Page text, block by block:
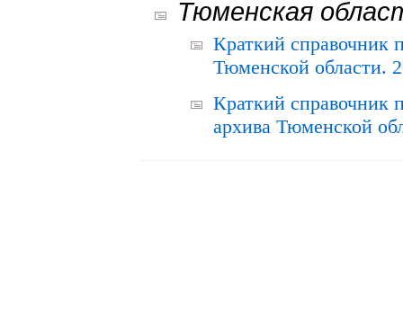
Тюменская
Краткий справочник
Тюменской области.
Краткий справочник
архива Тюменской